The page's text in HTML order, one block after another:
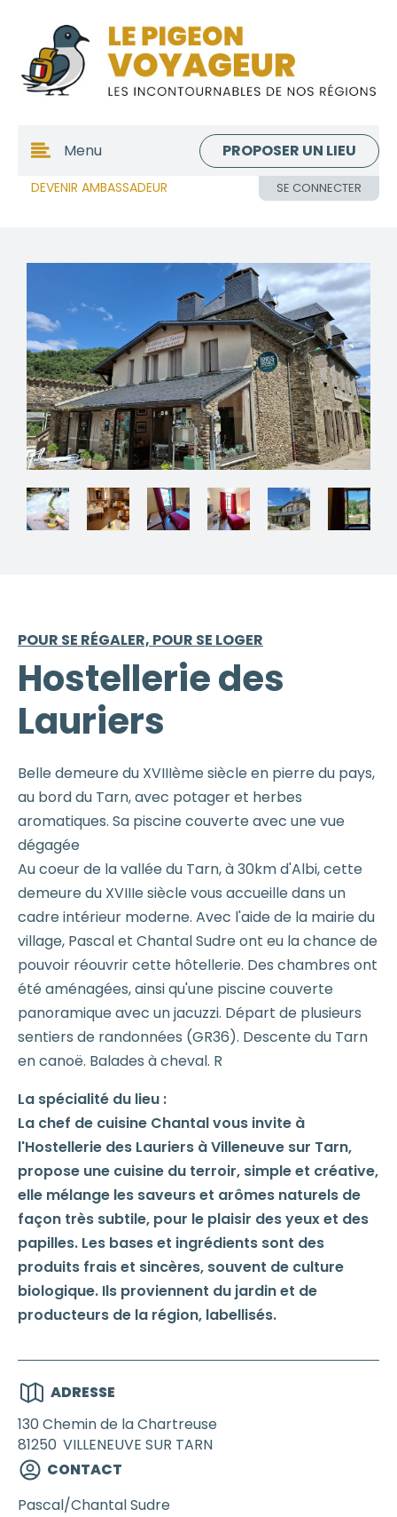
DEVENIR AMBASSADEUR SE CONNECTER
Menu PROPOSER UN LIEU
POUR SE RÉGALER, POUR SE LOGER
Hostellerie des
Lauriers
Belle demeure du XVIIIème siècle en pierre du pays,
au bord du Tarn, avec potager et herbes
aromatiques. Sa piscine couverte avec une vue
dégagée
Au coeur de la vallée du Tarn, à 30km d'Albi, cette
demeure du XVIIIe siècle vous accueille dans un
cadre intérieur moderne. Avec l'aide de la mairie du
village, Pascal et Chantal Sudre ont eu la chance de
pouvoir réouvrir cette hôtellerie. Des chambres ont
été aménagées, ainsi qu'une piscine couverte
panoramique avec un jacuzzi. Départ de plusieurs
sentiers de randonnées (GR36). Descente du Tarn
en canoë. Balades à cheval. R
La spécialité du lieu :
La chef de cuisine Chantal vous invite à
l'Hostellerie des Lauriers à Villeneuve sur Tarn,
propose une cuisine du terroir, simple et créative,
elle mélange les saveurs et arômes naturels de
façon très subtile, pour le plaisir des yeux et des
papilles. Les bases et ingrédients sont des
produits frais et sincères, souvent de culture
biologique. Ils proviennent du jardin et de
producteurs de la région, labellisés.
ADRESSE
130 Chemin de la Chartreuse
81250 VILLENEUVE SUR TARN
CONTACT
Pascal/ChantalSudre